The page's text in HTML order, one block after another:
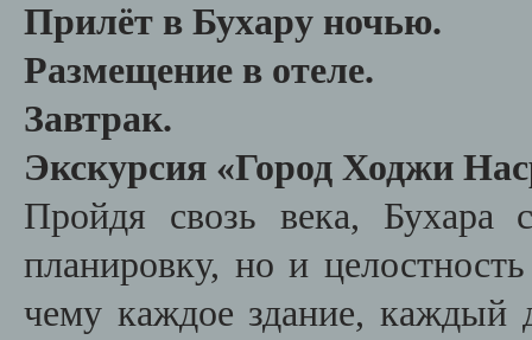
Прилёт в Бухару ночью.
Размещение в отеле.
Завтрак.
Экскурсия «Город Ходжи
Пройдя свозь века, Бухара
планировку, но и
чему каждое здание, каждый